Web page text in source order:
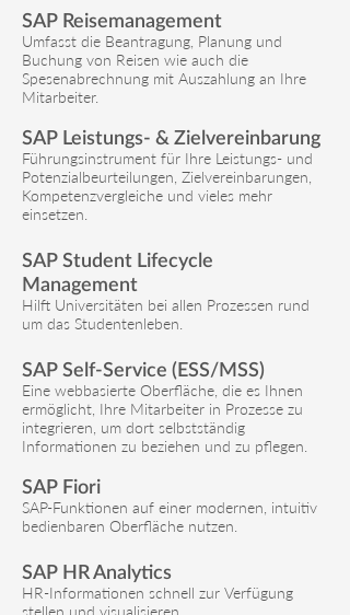
SAP Reisemanagement
Umfasst die Beantragung, Planung und
Buchung von Reisen wie auch die
Spesenabrechnung mit Auszahlung an Ihre
Mitarbeiter.
SAP Leistungs- & Zielvereinbarung
Führungsinstrument für Ihre Leistungs- und
Potenzialbeurteilungen, Zielvereinbarungen,
Kompetenzvergleiche und vieles mehr
einsetzen.
SAP Student Lifecycle
Management
Hilft Universitäten bei allen Prozessen rund
um das Studentenleben.
SAP Self-Service (ESS/MSS)
Eine webbasierte Oberfläche, die es Ihnen
ermöglicht, Ihre Mitarbeiter in Prozesse zu
integrieren, um dort selbstständig
Informationen zu beziehen und zu pflegen.
SAP Fiori
SAP-Funktionen auf einer modernen, intuitiv
bedienbaren Oberfläche nutzen.
SAP HR Analytics
HR-Informationen schnell zur Verfügung
stellen und visualisieren.